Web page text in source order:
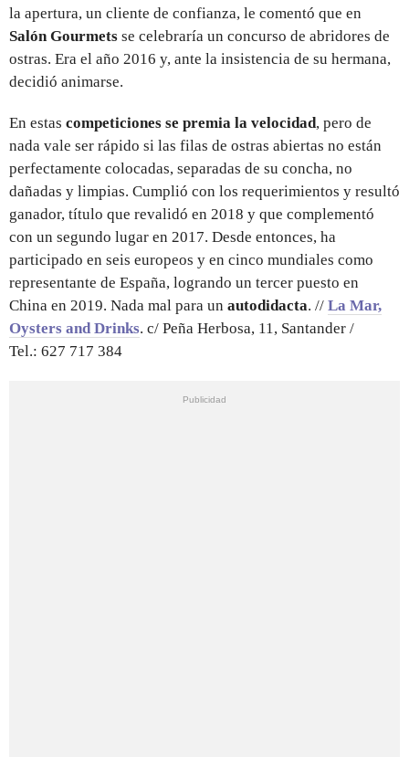
la apertura, un cliente de confianza, le comentó que en
Salón Gourmets se celebraría un concurso de abridores de
ostras. Era el año 2016 y, ante la insistencia de su hermana,
decidió animarse.
En estas competiciones se premia la velocidad, pero de
nada vale ser rápido si las filas de ostras abiertas no están
perfectamente colocadas, separadas de su concha, no
dañadas y limpias. Cumplió con los requerimientos y resultó
ganador, título que revalidó en 2018 y que complementó
con un segundo lugar en 2017. Desde entonces, ha
participado en seis europeos y en cinco mundiales como
representante de España, logrando un tercer puesto en
China en 2019. Nada mal para un autodidacta. // La Mar,
Oysters and Drinks. c/ Peña Herbosa, 11, Santander /
Tel.: 627 717 384